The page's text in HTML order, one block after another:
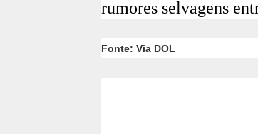
rumores selvagens
Fonte: Via DOL